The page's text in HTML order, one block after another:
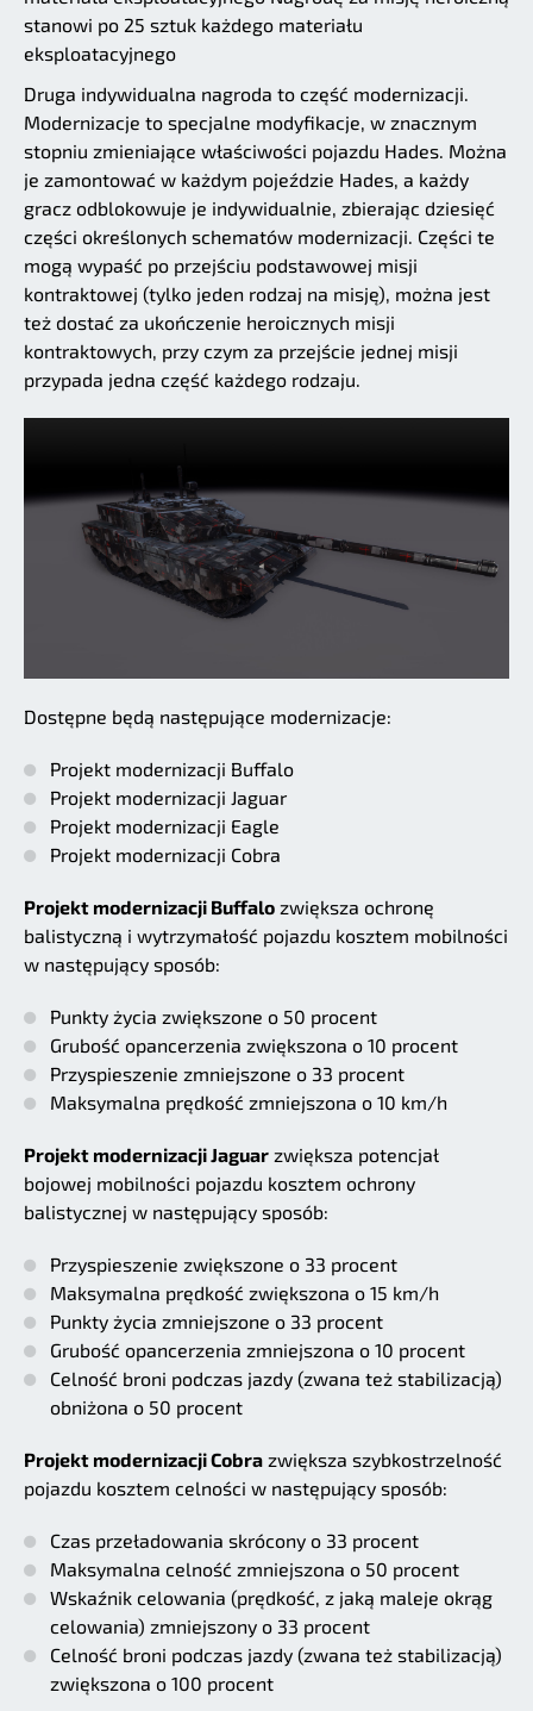
stanowi po 25 sztuk każdego materiału
eksploatacyjnego
Druga indywidualna nagroda to część modernizacji.
Modernizacje to specjalne modyfikacje, w znacznym
stopniu zmieniające właściwości pojazdu Hades. Można
je zamontować w każdym pojeździe Hades, a każdy
gracz odblokowuje je indywidualnie, zbierając dziesięć
części określonych schematów modernizacji. Części te
mogą wypaść po przejściu podstawowej misji
kontraktowej (tylko jeden rodzaj na misję), można jest
też dostać za ukończenie heroicznych misji
kontraktowych, przy czym za przejście jednej misji
przypada jedna część każdego rodzaju.
Dostępne będą następujące modernizacje:
Projekt modernizacji Buffalo
Projekt modernizacji Jaguar
Projekt modernizacji Eagle
Projekt modernizacji Cobra
Projekt modernizacji Buffalo zwiększa ochronę
balistyczną i wytrzymałość pojazdu kosztem mobilności
w następujący sposób:
Punkty życia zwiększone o 50 procent
Grubość opancerzenia zwiększona o 10 procent
Przyspieszenie zmniejszone o 33 procent
Maksymalna prędkość zmniejszona o 10 km/h
Projekt modernizacji Jaguar zwiększa potencjał
bojowej mobilności pojazdu kosztem ochrony
balistycznej w następujący sposób:
Przyspieszenie zwiększone o 33 procent
Maksymalna prędkość zwiększona o 15 km/h
Punkty życia zmniejszone o 33 procent
Grubość opancerzenia zmniejszona o 10 procent
Celność broni podczas jazdy (zwana też stabilizacją)
obniżona o 50 procent
Projekt modernizacji Cobra zwiększa szybkostrzelność
pojazdu kosztem celności w następujący sposób:
Czas przeładowania skrócony o 33 procent
Maksymalna celność zmniejszona o 50 procent
Wskaźnik celowania (prędkość, z jaką maleje okrąg
celowania) zmniejszony o 33 procent
Celność broni podczas jazdy (zwana też stabilizacją)
zwiększona o 100 procent